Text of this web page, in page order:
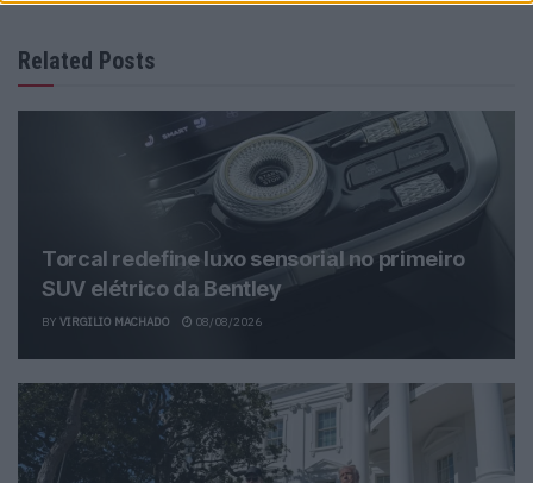
Related Posts
Torcal redefine luxo sensorial no primeiro
SUV elétrico da Bentley
BY VIRGILIO MACHADO 08/08/2026